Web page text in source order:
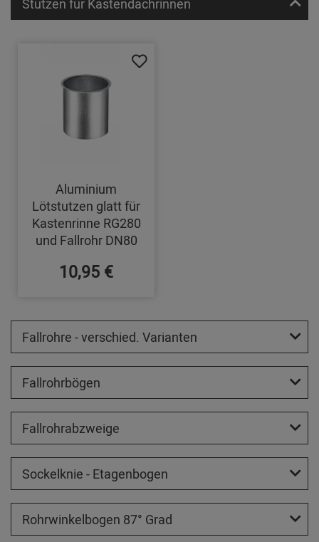
Stutzen für Kastendachrinnen
Aluminium
Lötstutzen glatt für
Kastenrinne RG280
und Fallrohr DN80
10,95 €
Fallrohre - verschied. Varianten
Fallrohrbögen
Fallrohrabzweige
Sockelknie - Etagenbogen
Rohrwinkelbogen 87° Grad